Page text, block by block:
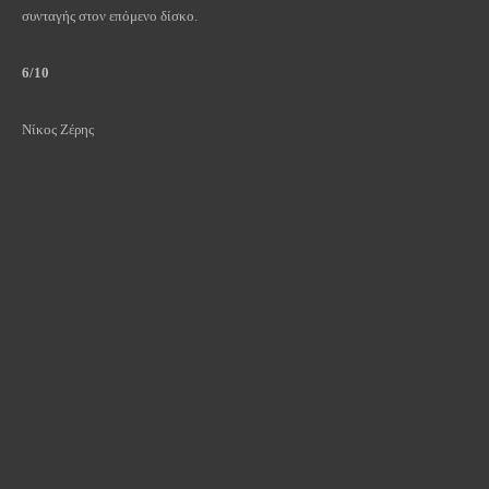
συνταγής στον επόμενο δίσκο.
6/10
Νίκος Ζέρης